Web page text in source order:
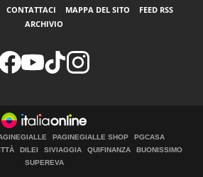
CONTATTACI MAPPA DEL SITO
FEED RSS
ARCHIVIO
PAGINEGIALLE SHOP
PGCASA
DILEI SIVIAGGIA QUIFINANZA
BUONISSIMO
SUPEREVA